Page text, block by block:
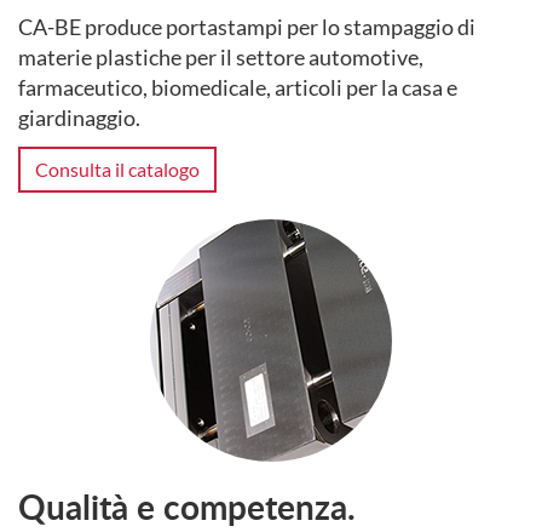
CA-BE produce portastampi per lo stampaggio di
materie plastiche per il settore automotive,
farmaceutico, biomedicale, articoli per la casa e
giardinaggio.
Consulta il catalogo
Qualità e competenza.